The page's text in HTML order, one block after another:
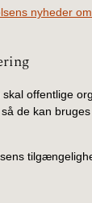
nyheder
offentlige
de kan